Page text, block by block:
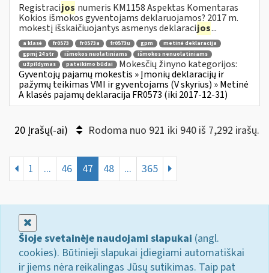
Registracijos numeris KM1158 Aspektas Komentaras
Kokios išmokos gyventojams deklaruojamos? 2017 m.
mokestį išskaičiuojantys asmenys deklaracijos...
a klasė fr0573 fr0573a fr0573u gpm
metinė deklaracija
gpmį 24 str
išmokos nuolatiniams
išmokos nenuolatiniams
užpildymas
pateikimo būdai
Mokesčių žinyno kategorijos:
Gyventojų pajamų mokestis » Įmonių deklaracijų ir
pažymų teikimas VMI ir gyventojams (V skyrius) » Metinė
A klasės pajamų deklaracija FR0573 (iki 2017-12-31)
20 Įrašų(-ai) Rodoma nuo 921 iki 940 iš 7,292 irašų.
1 ... 46 47 48 ... 365
Šioje svetainėje naudojami slapukai (angl.
cookies). Būtinieji slapukai įdiegiami automatiškai
ir jiems nėra reikalingas Jūsų sutikimas. Taip pat